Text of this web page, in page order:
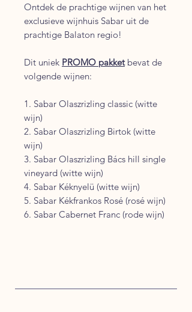
Ontdek de prachtige wijnen van het
exclusieve wijnhuis Sabar uit de
prachtige Balaton regio!
Dit uniek PROMO pakketbevat de
volgende wijnen:
1. Sabar Olaszrizling classic (witte
wijn)
2. Sabar Olaszrizling Birtok (witte
wijn)
3. Sabar Olaszrizling Bács hill single
vineyard (witte wijn)
4. Sabar Kéknyelü (witte wijn)
5. Sabar Kékfrankos Rosé (rosé wijn)
6. Sabar Cabernet Franc (rode wijn)